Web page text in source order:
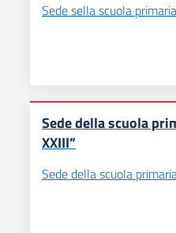
Sede sella scuola
Sede della scuola
XXIII”
Sede della scuola